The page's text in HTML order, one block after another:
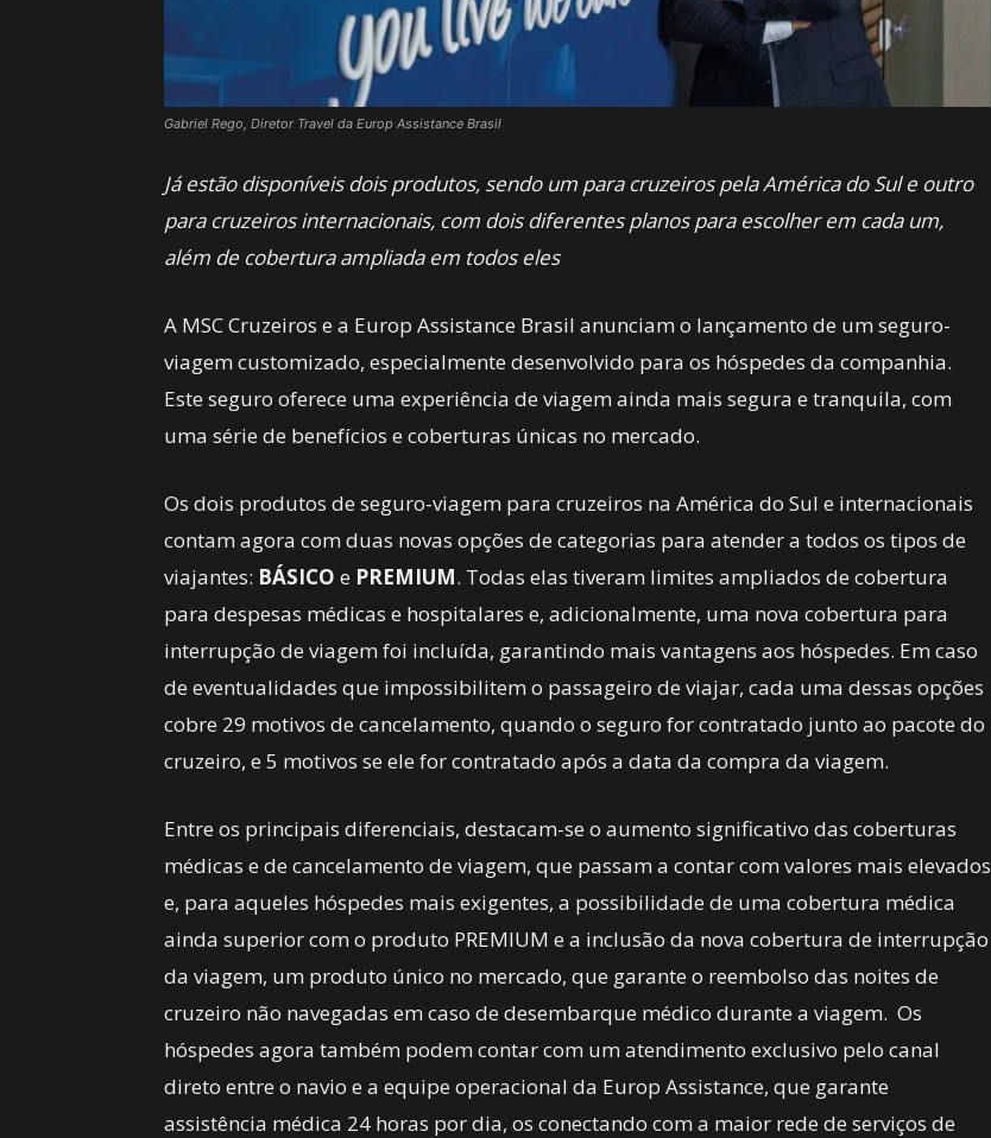
Gabriel Rego, Diretor Travel da Europ Assistance Brasil
Já estão disponíveis dois produtos, sendo um para cruzeiros pela América do Sul e outro
para cruzeiros internacionais, com dois diferentes planos para escolher em cada um,
além de cobertura ampliada em todos eles
A MSC Cruzeiros e a Europ Assistance Brasil anunciam o lançamento de um seguro-
viagem customizado, especialmente desenvolvido para os hóspedes da companhia.
Este seguro oferece uma experiência de viagem ainda mais segura e tranquila, com
uma série de benefícios e coberturas únicas no mercado.
Os dois produtos de seguro-viagem para cruzeiros na América do Sul e internacionais
contam agora com duas novas opções de categorias para atender a todos os tipos de
viajantes: BÁSICO e PREMIUM. Todas elas tiveram limites ampliados de cobertura
para despesas médicas e hospitalares e, adicionalmente, uma nova cobertura para
interrupção de viagem foi incluída, garantindo mais vantagens aos hóspedes. Em caso
de eventualidades que impossibilitem o passageiro de viajar, cada uma dessas opções
cobre 29 motivos de cancelamento, quando o seguro for contratado junto ao pacote do
cruzeiro, e 5 motivos se ele for contratado após a data da compra da viagem.
Entre os principais diferenciais, destacam-se o aumento significativo das coberturas
médicas e de cancelamento de viagem, que passam a contar com valores mais elevados
e, para aqueles hóspedes mais exigentes, a possibilidade de uma cobertura médica
ainda superior com o produto PREMIUM e a inclusão da nova cobertura de interrupção
da viagem, um produto único no mercado, que garante o reembolso das noites de
cruzeiro não navegadas em caso de desembarque médico durante a viagem. Os
hóspedes agora também podem contar com um atendimento exclusivo pelo canal
direto entre o navio e a equipe operacional da Europ Assistance, que garante
assistência médica 24 horas por dia, os conectando com a maior rede de serviços de